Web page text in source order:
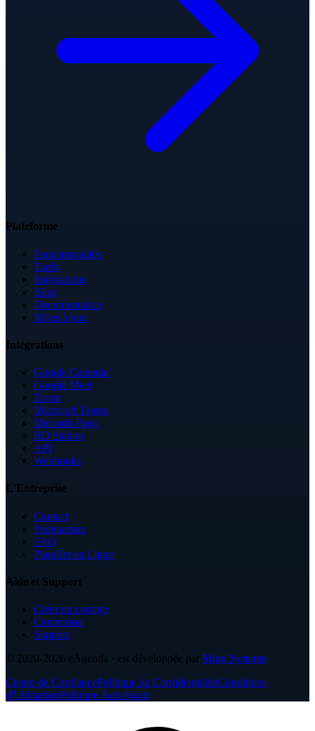
Plateforme
Fonctionnalités
Tarifs
Intégrations
Blog
Documentation
Mises à jour
Intégrations
Google Calendar
Google Meet
Zoom
Microsoft Teams
Mercado Pago
RD Station
API
Webhooks
L'Entreprise
Contact
Partenariats
FAQ
Planifier en Ligne
Aide et Support
Créer un compte
Connexion
Support
© 2020-2026 eAgenda · est développée par Mupi Systems
Centre de ConfiancePolitique de ConfidentialitéConditions
d'UtilisationPolitique Anti-Spam